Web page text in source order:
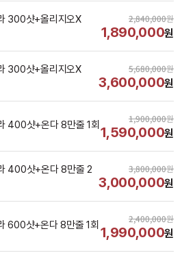
300샷+올리지오X
2,840,000원
1,890,000원
300샷+올리지오X
5,680,000원
3,600,000원
400샷+온다 8만줄 1회 1,900,000원
1,590,000원
400샷+온다 8만줄 2
3,800,000원
3,000,000원
600샷+온다 8만줄 1회 2,400,000원
1,990,000원